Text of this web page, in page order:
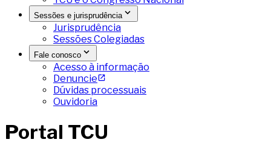
Sessões e jurisprudência
Jurisprudência
Sessões Colegiadas
Fale conosco
Acesso à informação
Denuncie
Dúvidas processuais
Ouvidoria
Portal TCU